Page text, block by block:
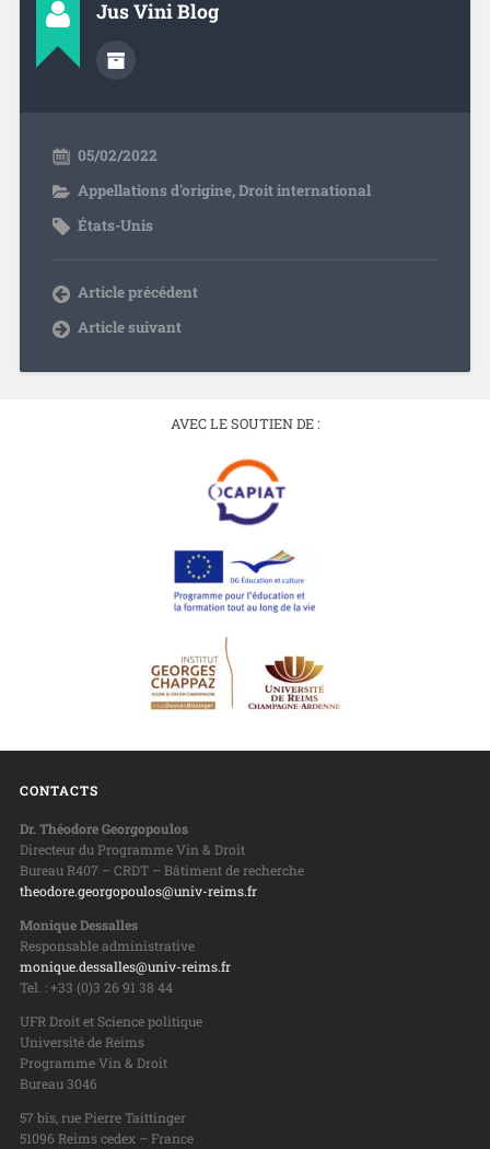
Jus Vini Blog
05/02/2022
Appellations d'origine,Droit international
États-Unis
Article précédent
Article suivant
AVEC LE SOUTIEN DE :
CONTACTS
Dr. Théodore Georgopoulos
Directeur du Programme Vin & Droit
Bureau R407 – CRDT – Bâtiment de recherche
theodore.georgopoulos@univ-reims.fr
Monique Dessalles
Responsable administrative
monique.dessalles@univ-reims.fr
Tel. : +33 (0)3 26 91 38 44
UFR Droit et Science politique
Université de Reims
Programme Vin & Droit
Bureau 3046
57 bis, rue Pierre Taittinger
51096 Reims cedex – France